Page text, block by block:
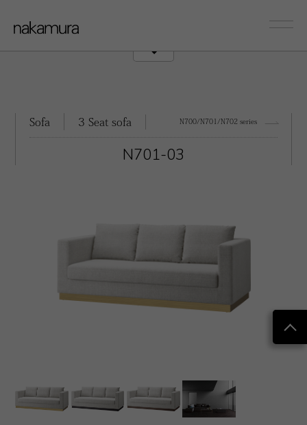
Couch/Onearm
Sofa 3 Seat sofa N700/N701/N702 series
N701-03